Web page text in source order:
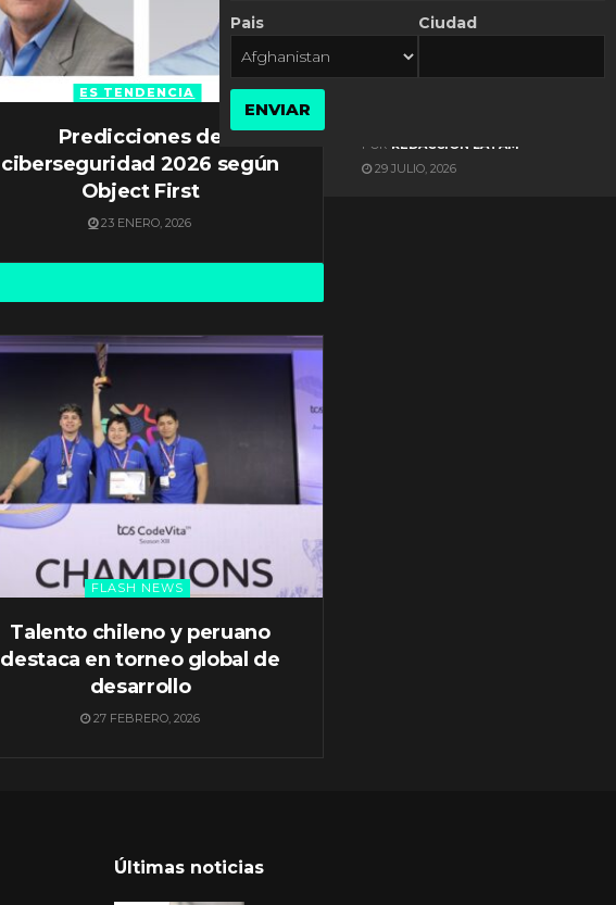
ES TENDENCIA
Predicciones de
ciberseguridad 2026 según
Object First
23 ENERO, 2026
FLASH NEWS
Talento chileno y peruano
destaca en torneo global de
desarrollo
27 FEBRERO, 2026
ES NOTICIA
POR REDACCIÓN LATAM
29 JULIO, 2026
Últimas noticias
Pais Ciudad
ENVIAR